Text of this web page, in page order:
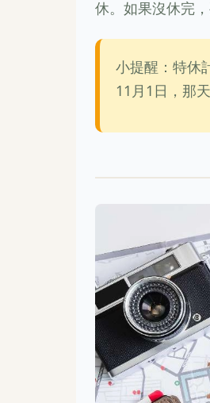
休。如果沒休完
小提醒：特休
11月1日，那